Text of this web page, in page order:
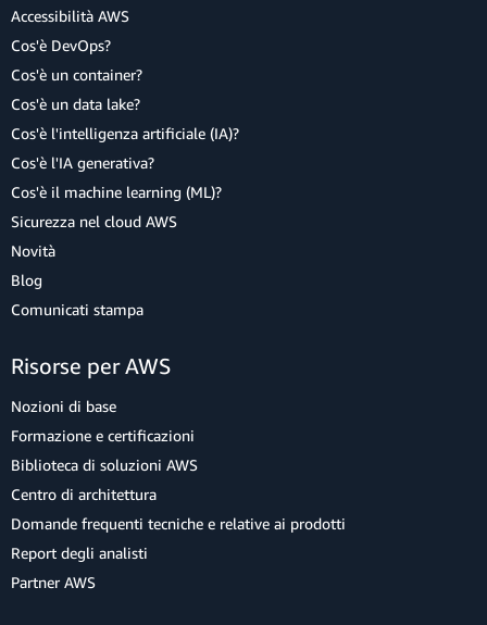
Accessibilità AWS
Cos'è DevOps?
Cos'è un container?
Cos'è un data lake?
Cos'è l'intelligenza artificiale (IA)?
Cos'è l'IA generativa?
Cos'è il machine learning (ML)?
Sicurezza nel cloud AWS
Novità
Blog
Comunicati stampa
Risorse per AWS
Nozioni di base
Formazione e certificazioni
Biblioteca di soluzioni AWS
Centro di architettura
Domande frequenti tecniche e relative ai prodotti
Report degli analisti
Partner AWS